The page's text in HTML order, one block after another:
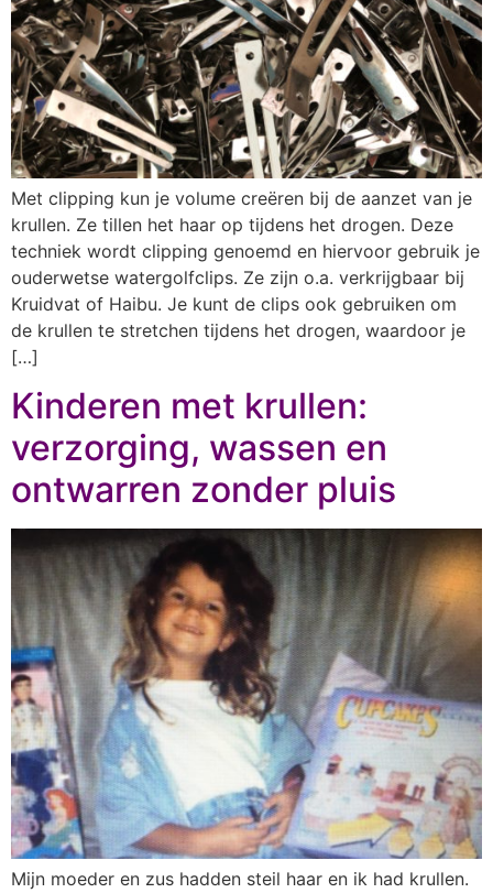
Met clipping kun je volume creëren bij de aanzet van je
krullen. Ze tillen het haar op tijdens het drogen. Deze
techniek wordt clipping genoemd en hiervoor gebruik je
ouderwetse watergolfclips. Ze zijn o.a. verkrijgbaar bij
Kruidvat of Haibu. Je kunt de clips ook gebruiken om
de krullen te stretchen tijdens het drogen, waardoor je
[…]
Kinderen met krullen:
verzorging, wassen en
ontwarren zonder pluis
Mijn moeder en zus hadden steil haar en ik had krullen.